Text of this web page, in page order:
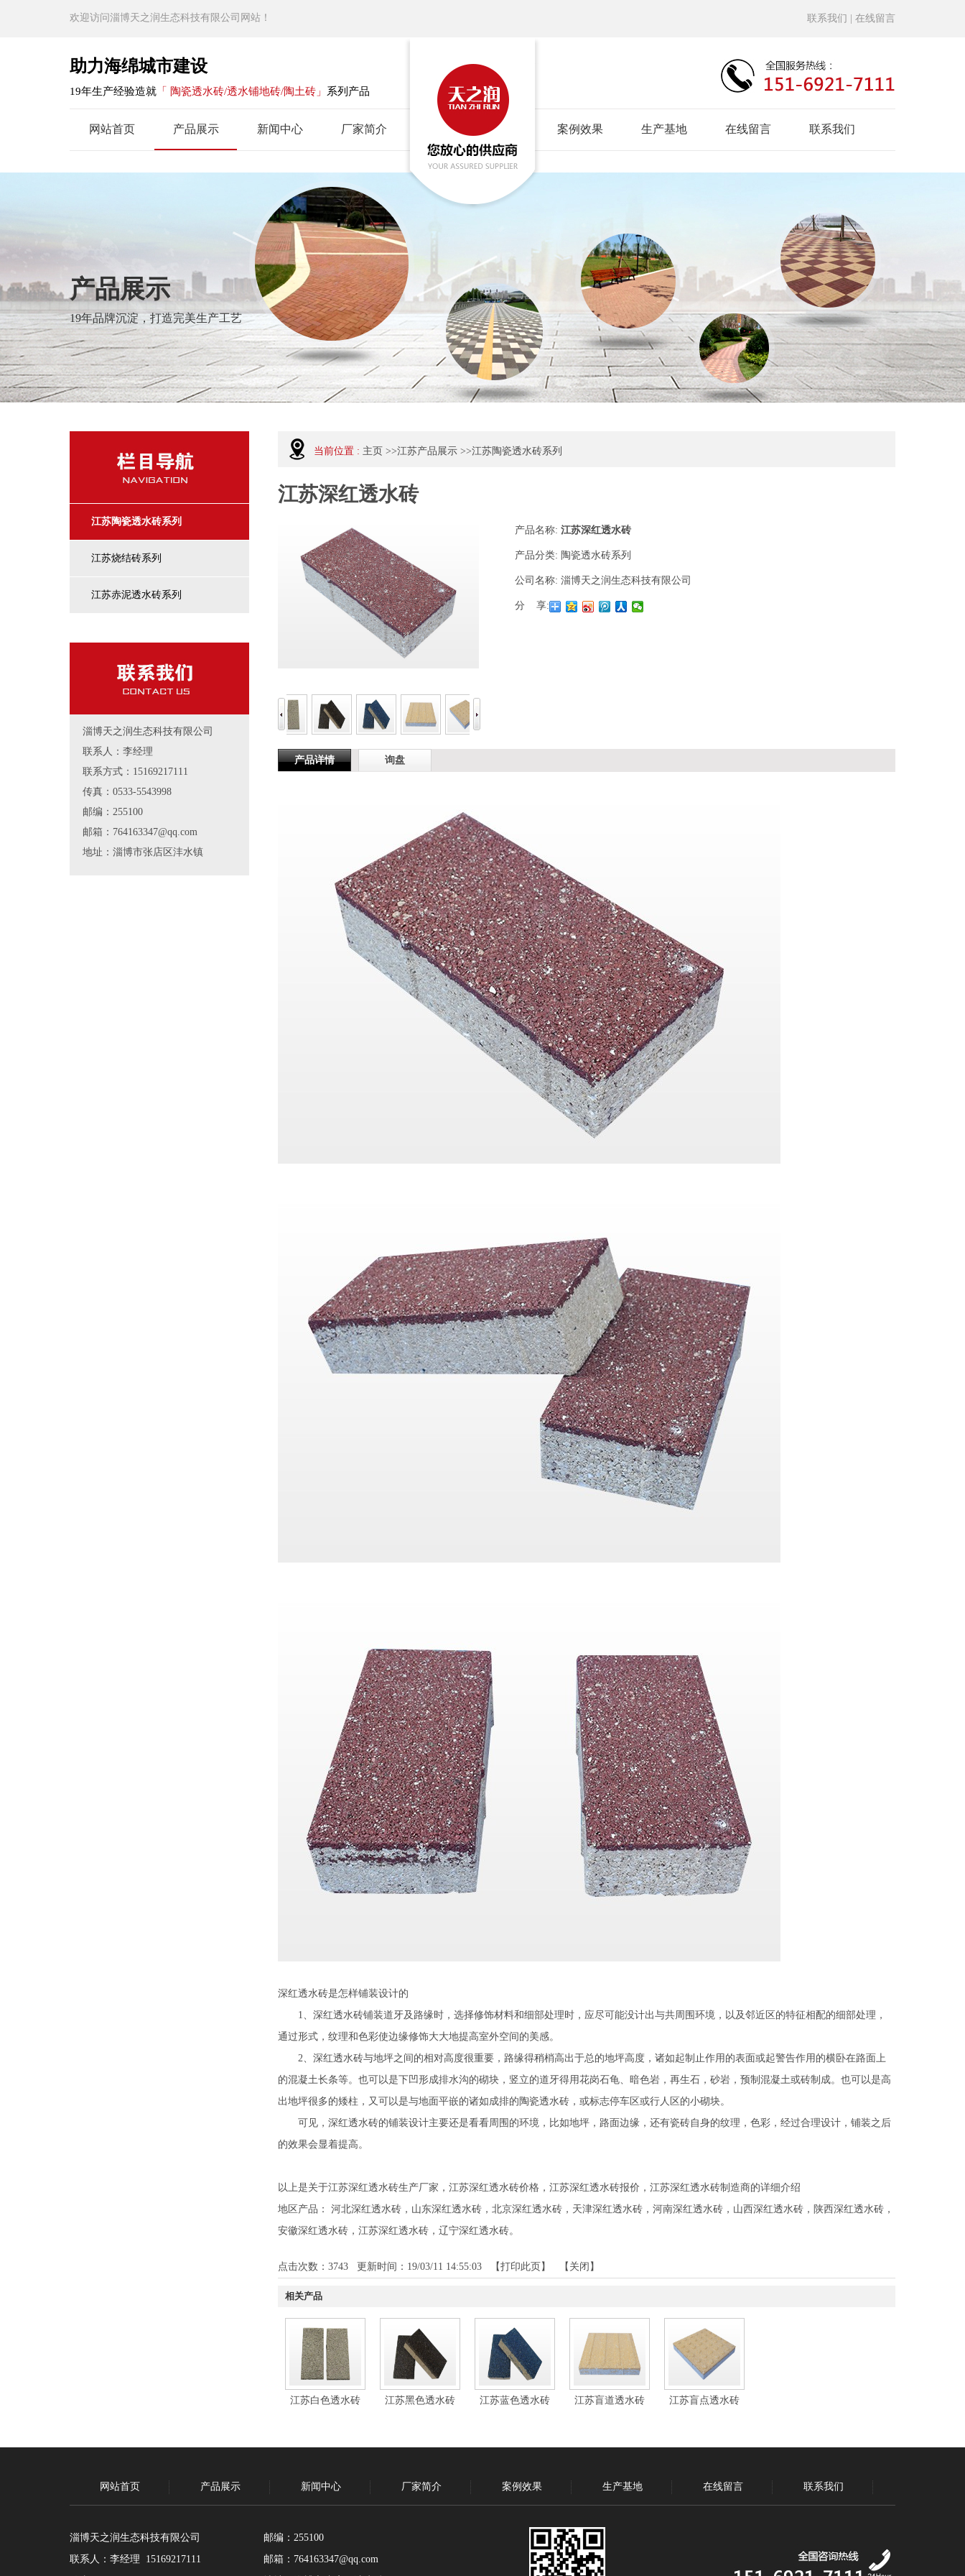
欢迎访问淄博天之润生态科技有限公司网站！ | 在线留言
联系我们
助力海绵城市建设
19年生产经验造就 「 陶瓷透水砖/透水铺地砖/陶土砖」 系列产品
网站首页 产品展示 新闻中心 厂家简介 案例效果 生产基地 在线留言 联系我们
产品展示
19年品牌沉淀，打造完美生产工艺
当前位置 : 主页 >>江苏产品展示 >>江苏陶瓷透水砖系列
江苏深红透水砖
产品名称: 江苏深红透水砖
产品分类: 陶瓷透水砖系列
公司名称: 淄博天之润生态科技有限公司
分 享:
产品详情 询盘
深红透水砖是怎样铺装设计的
1、深红透水砖铺装道牙及路缘时，选择修饰材料和细部处理时，应尽可能没计出与共周围环境，以及邻近区的特征相配的细部处理，
通过形式，纹理和色彩使边缘修饰大大地提高室外空间的美感。
2、深红透水砖与地坪之间的相对高度很重要，路缘得稍梢高出于总的地坪高度，诸如起制止作用的表面或起警告作用的横卧在路面上
的混凝土长条等。也可以是下凹形成排水沟的砌块，竖立的道牙得用花岗石龟、暗色岩，再生石，砂岩，预制混凝土或砖制成。也可以是高
出地坪很多的矮柱，又可以是与地面平嵌的诸如成排的陶瓷透水砖，或标志停车区或行人区的小砌块。
可见，深红透水砖的铺装设计主要还是看看周围的环境，比如地坪，路面边缘，还有瓷砖自身的纹理，色彩，经过合理设计，铺装之后
的效果会显着提高。
以上是关于江苏深红透水砖生产厂家，江苏深红透水砖价格，江苏深红透水砖报价，江苏深红透水砖制造商的详细介绍
地区产品： 河北深红透水砖 ， 山东深红透水砖 ， 北京深红透水砖 ， 天津深红透水砖 ， 河南深红透水砖 ， 山西深红透水砖 ， 陕西深红透水砖 ，
安徽深红透水砖 ， 江苏深红透水砖 ， 辽宁深红透水砖。
点击次数： 3743 更新时间：19/03/11 14:55:03 【打印此页 】 【 关闭 】
相关产品
江苏白色透水砖 江苏黑色透水砖 江苏蓝色透水砖 江苏盲道透水砖 江苏盲点透水砖
江苏陶瓷透水砖系列
江苏烧结砖系列
江苏赤泥透水砖系列
淄博天之润生态科技有限公司
联系人：李经理
联系方式：15169217111
传真：0533-5543998
邮编：255100
邮箱：764163347@qq.com
地址：淄博市张店区沣水镇
网站首页 产品展示 新闻中心 厂家简介 案例效果 生产基地 在线留言 联系我们
淄博天之润生态科技有限公司
联系人：李经理 15169217111
邮编：255100
邮箱：764163347@qq.com